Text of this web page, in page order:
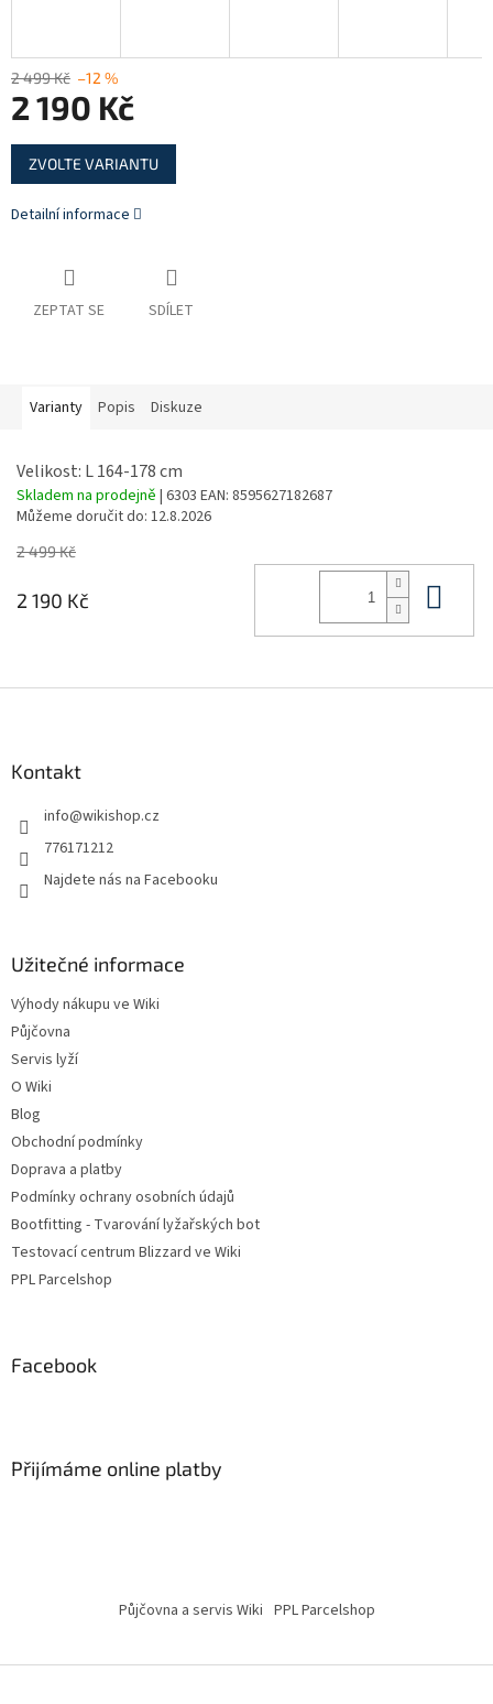
2 499 Kč –12 %
2 190 Kč
Měrná
cena:
ZVOLTE VARIANTU
Detailní informace
ZEPTAT SE SDÍLET
Varianty Popis Diskuze
Velikost: L 164-178 cm
Skladem na prodejně | 6303 EAN: 8595627182687
Můžeme doručit do: 12.8.2026
2 499 Kč
2 190 Kč
Kontakt
info@wikishop.cz
776171212
Najdete nás na Facebooku
Užitečné informace
Výhody nákupu ve Wiki
Půjčovna
Servis lyží
O Wiki
Blog
Obchodní podmínky
Doprava a platby
Podmínky ochrany osobních údajů
Bootfitting - Tvarování lyžařských bot
Testovací centrum Blizzard ve Wiki
PPL Parcelshop
Facebook
Přijímáme online platby
Půjčovna a servis Wiki PPL Parcelshop